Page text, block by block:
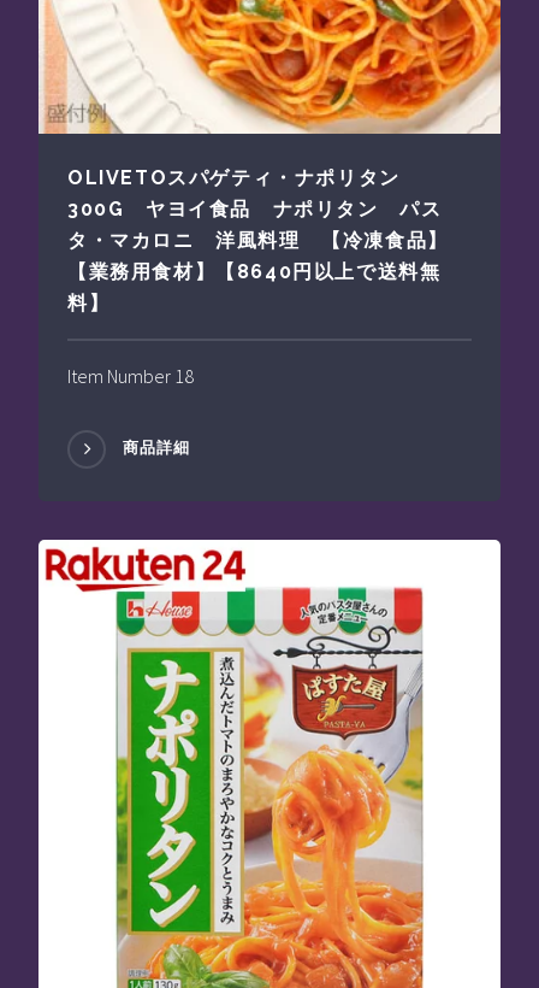
OLIVETOスパゲティ・ナポリタン
300G ヤヨイ食品 ナポリタン パス
タ・マカロニ 洋風料理 【冷凍食品】
【業務用食材】【8640円以上で送料無
料】
Item Number 18
商品詳細